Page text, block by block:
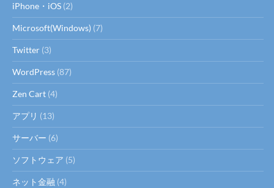
iPhone・iOS (2)
Microsoft(Windows) (7)
Twitter (3)
WordPress (87)
Zen Cart (4)
アプリ (13)
サーバー (6)
ソフトウェア (5)
ネット金融 (4)